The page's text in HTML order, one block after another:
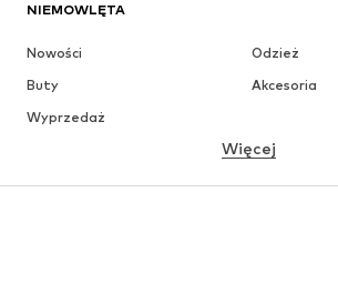
NIEMOWLĘTA
Nowości
Odzież
Buty
Akcesoria
Wyprzedaż
Więcej